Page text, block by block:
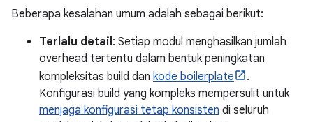
Beberapa kesalahan umum adalah sebagai berikut:
Terlalu detail: Setiap modul menghasilkan jumlah
overhead tertentu dalam bentuk peningkatan
kompleksitas build dan kode boilerplate
.
Konfigurasi build yang kompleks mempersulit untuk
menjaga konfigurasi tetap konsisten di seluruh